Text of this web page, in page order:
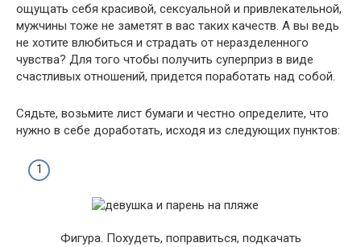
ощущать себя красивой, сексуальной и привлекательной,
мужчины тоже не заметят в вас таких качеств. А вы ведь
не хотите влюбиться и страдать от неразделенного
чувства? Для того чтобы получить суперприз в виде
счастливых отношений, придется поработать над собой.
Сядьте, возьмите лист бумаги и честно определите, что
нужно в себе доработать, исходя из следующих пунктов:
Фигура. Похудеть, поправиться, подкачать